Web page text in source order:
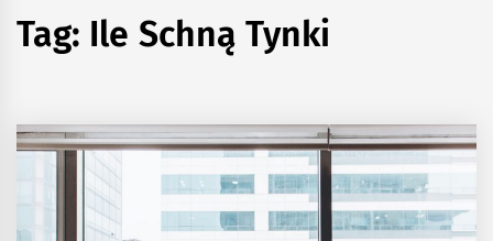
Tag: Ile Schną Tynki